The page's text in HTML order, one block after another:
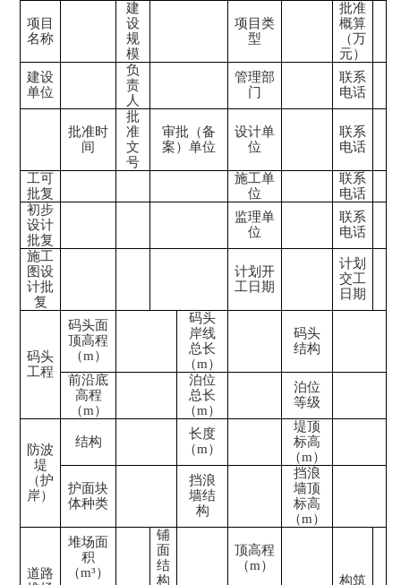
项目
名称
建
设
规
模
项目类
型
批准
概算
（万
元）
建设
单位
负
责
人
管理部
门
联系
电话
批准时
间
批
准
文
号
审批（备
案）单位
设计单
位
联系
电话
工可
批复
施工单
位
联系
电话
初步
设计
批复
监理单
位
联系
电话
施工
图设
计批
复
计划开
工日期
计划
交工
日期
码头
工程
码头面
顶高程
（m）
码头
岸线
总长
（m）
码头
结构
前沿底
高程
（m）
泊位
总长
（m）
泊位
等级
防波
堤
（护
岸）
结构
长度
（m）
堤顶
标高
（m）
护面块
体种类
挡浪
墙结
构
挡浪
墙顶
标高
（m）
道路
堆场面
积
（m³）
铺
面
结
构
顶高程
（m）
构筑